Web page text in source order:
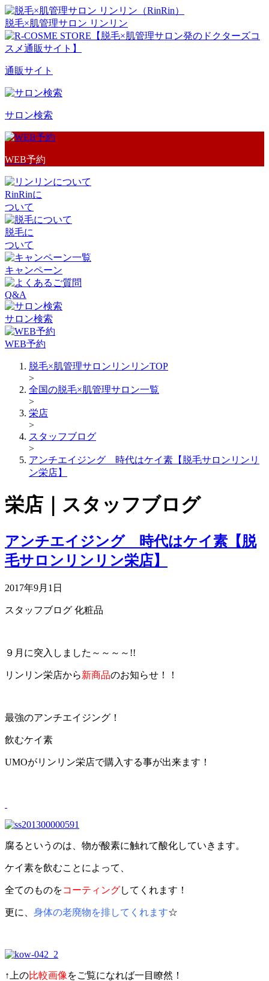
脱毛×肌管理サロン リンリン
通販サイト
サロン検索
WEB予約
RinRinに
ついて
脱毛に
ついて
キャンペーン
Q&A
サロン検索
WEB予約
脱毛×肌管理サロンリンリンTOP
>
全国の脱毛×肌管理サロン一覧
>
栄店
>
スタッフブログ
>
アンチエイジング 時代はケイ素【脱毛サロンリンリ
ン栄店】
栄店｜スタッフブログ
アンチエイジング 時代はケイ素【脱
毛サロンリンリン栄店】
2017年9月1日
スタッフブログ 化粧品
９月に突入しました～～～～!!
リンリン栄店から新商品のお知らせ！！
最強のアンチエイジング！
飲むケイ素
UMOがリンリン栄店で購入する事が出来ます！
腐るというのは、物が酸素に触れて酸化していきます。
ケイ素を飲むことによって、
全てのものをコーティングしてくれます！
更に、 身体の老廃物を排してくれます☆
↑上の比較画像をご覧になれば一目瞭然！